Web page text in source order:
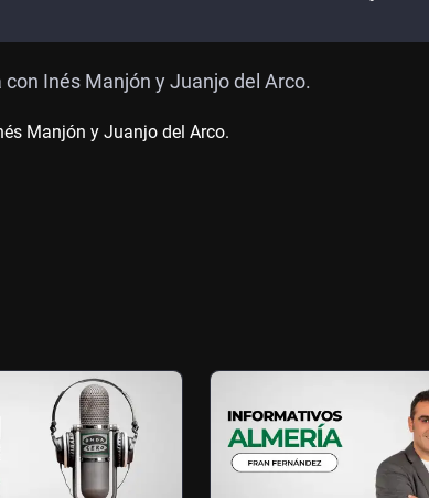
Inés Manjón y Juanjo del Arco.
Manjón y Juanjo del Arco.